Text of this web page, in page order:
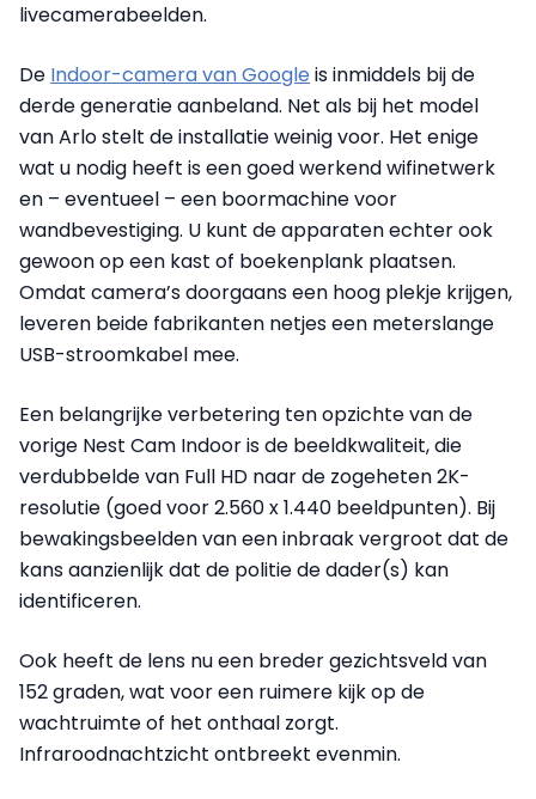
livecamerabeelden.
De Indoor-camera van Google is inmiddels bij de
derde generatie aanbeland. Net als bij het model
van Arlo stelt de installatie weinig voor. Het enige
wat u nodig heeft is een goed werkend wifinetwerk
en – eventueel – een boormachine voor
wandbevestiging. U kunt de apparaten echter ook
gewoon op een kast of boekenplank plaatsen.
Omdat camera’s doorgaans een hoog plekje krijgen,
leveren beide fabrikanten netjes een meterslange
USB-stroomkabel mee.
Een belangrijke verbetering ten opzichte van de
vorige Nest Cam Indoor is de beeldkwaliteit, die
verdubbelde van Full HD naar de zogeheten 2K-
resolutie (goed voor 2.560 x 1.440 beeldpunten). Bij
bewakingsbeelden van een inbraak vergroot dat de
kans aanzienlijk dat de politie de dader(s) kan
identificeren.
Ook heeft de lens nu een breder gezichtsveld van
152 graden, wat voor een ruimere kijk op de
wachtruimte of het onthaal zorgt.
Infraroodnachtzicht ontbreekt evenmin.